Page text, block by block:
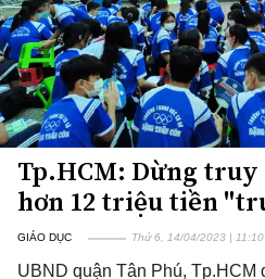
Tp.HCM: Dừng
hơn 12 triệu tiền
GIÁO DỤC Thứ 6, 14/04/2023 | 11:10
UBND quận Tân Phú, Tp.HCM